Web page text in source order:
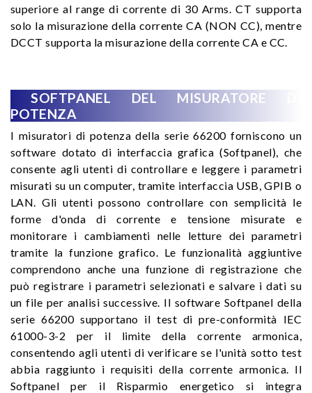
superiore al range di corrente di 30 Arms. CT supporta
solo la misurazione della corrente CA (NON CC), mentre
DCCT supporta la misurazione della corrente CA e CC.
SOFTPANEL DEL MISURATORE DI
POTENZA
I misuratori di potenza della serie 66200 forniscono un
software dotato di interfaccia grafica (Softpanel), che
consente agli utenti di controllare e leggere i parametri
misurati su un computer, tramite interfaccia USB, GPIB o
LAN. Gli utenti possono controllare con semplicità le
forme d'onda di corrente e tensione misurate e
monitorare i cambiamenti nelle letture dei parametri
tramite la funzione grafico. Le funzionalità aggiuntive
comprendono anche una funzione di registrazione che
può registrare i parametri selezionati e salvare i dati su
un file per analisi successive. Il software Softpanel della
serie 66200 supportano il test di pre-conformità IEC
61000-3-2 per il limite della corrente armonica,
consentendo agli utenti di verificare se l'unità sotto test
abbia raggiunto i requisiti della corrente armonica. Il
Softpanel per il Risparmio energetico si integra